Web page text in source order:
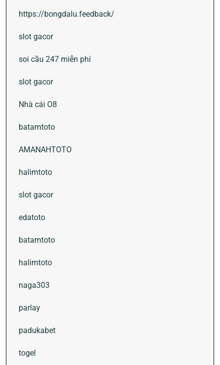
https://bongdalu.feedback/
slot gacor
soi cầu 247 miễn phí
slot gacor
Nhà cái O8
batamtoto
AMANAHTOTO
halimtoto
slot gacor
edatoto
batamtoto
halimtoto
naga303
parlay
padukabet
togel